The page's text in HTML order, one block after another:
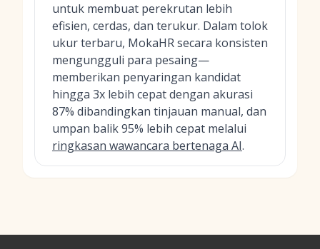
untuk membuat perekrutan lebih
efisien, cerdas, dan terukur. Dalam tolok
ukur terbaru, MokaHR secara konsisten
mengungguli para pesaing—
memberikan penyaringan kandidat
hingga 3x lebih cepat dengan akurasi
87% dibandingkan tinjauan manual, dan
umpan balik 95% lebih cepat melalui
ringkasan wawancara bertenaga AI.